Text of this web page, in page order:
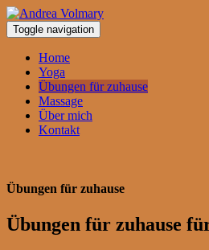
Toggle navigation
Home
Yoga
Übungen für zuhause
Massage
Über mich
Kontakt
Übungen für zuhause
Übungen für zuhause